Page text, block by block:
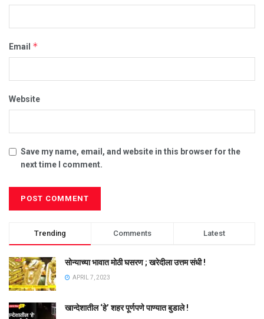
Email *
Website
Save my name, email, and website in this browser for the
next time I comment.
Trending Comments Latest
सोन्याच्या भावात मोठी घसरण ; खरेदीला उत्तम संधी !
APRIL 7, 2023
खान्देशातील ‘हे’ शहर पूर्णपणे पाण्यात बुडाले !